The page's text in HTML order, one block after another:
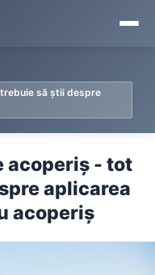
să știi despre
acoperiș - tot
aplicarea
acoperiș